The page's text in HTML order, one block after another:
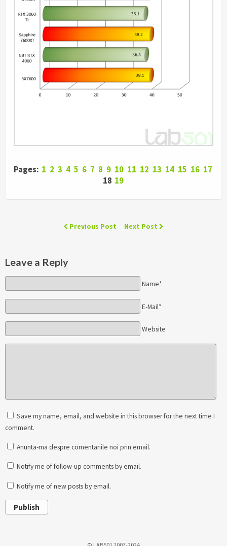
Pages: 1 2 3 4 5 6 7 8 9 10 11 12 13 14 15 16 17
18 19
Previous Post Next Post
Leave a Reply
Name*
E-Mail*
Website
Save my name, email, and website in this browser for the next time I
comment.
Anunta-ma despre comentariile noi prin email.
Notify me of follow-up comments by email.
Notify me of new posts by email.
Publish